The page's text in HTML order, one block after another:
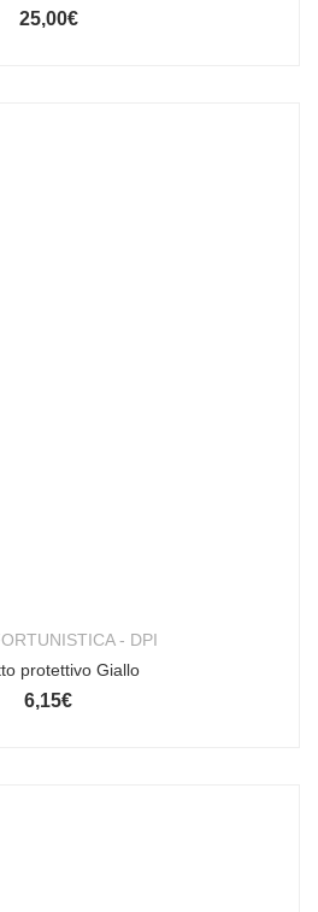
25,00€
- DPI
protettivo Giallo
6,15€